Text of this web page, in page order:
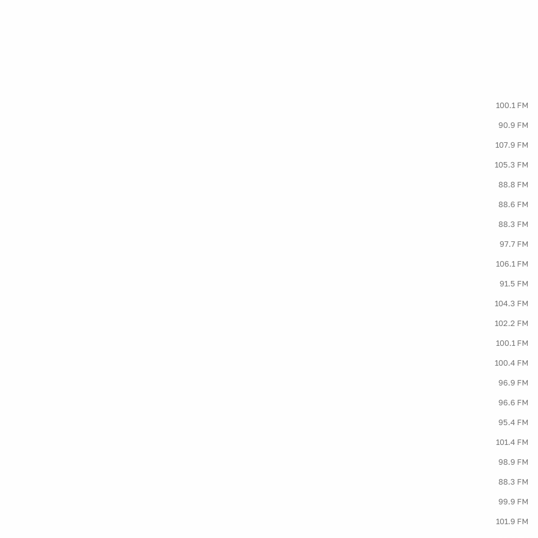
100.1 FM
90.9 FM
107.9 FM
105.3 FM
88.8 FM
88.6 FM
88.3 FM
97.7 FM
106.1 FM
91.5 FM
104.3 FM
102.2 FM
100.1 FM
100.4 FM
96.9 FM
96.6 FM
95.4 FM
101.4 FM
98.9 FM
88.3 FM
99.9 FM
101.9 FM